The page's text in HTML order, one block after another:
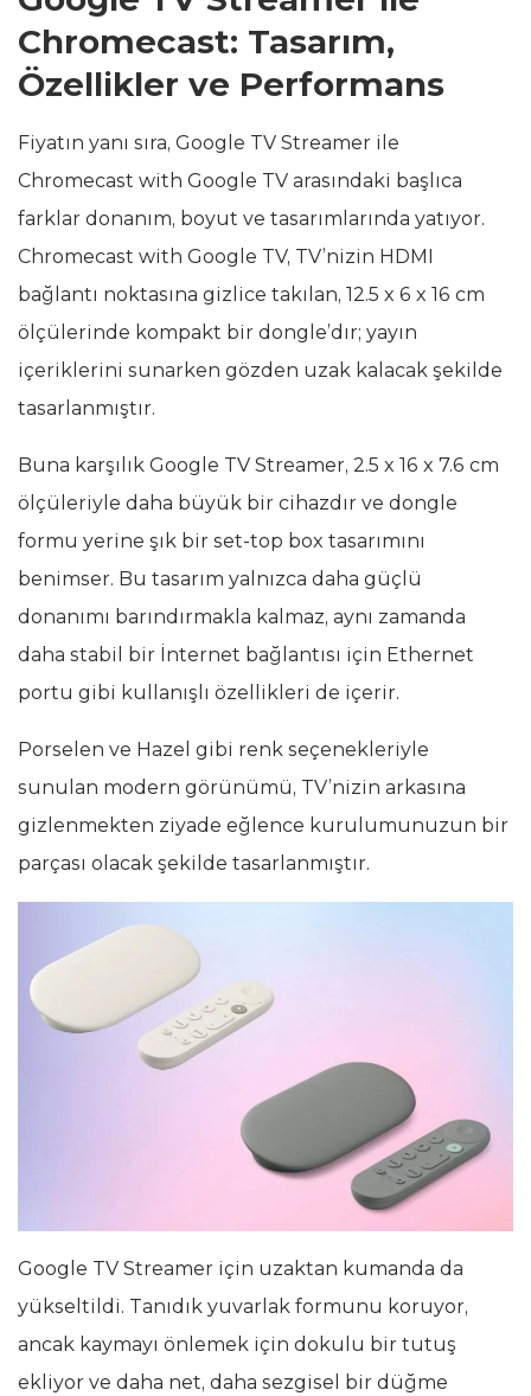
Chromecast: Tasarım,
Özellikler ve Performans
Fiyatın yanı sıra, Google TV Streamer ile
Chromecast with Google TV arasındaki başlıca
farklar donanım, boyut ve tasarımlarında yatıyor.
Chromecast with Google TV, TV’nizin HDMI
bağlantı noktasına gizlice takılan, 12.5 x 6 x 16 cm
ölçülerinde kompakt bir dongle’dır; yayın
içeriklerini sunarken gözden uzak kalacak şekilde
tasarlanmıştır.
Buna karşılık Google TV Streamer, 2.5 x 16 x 7.6 cm
ölçüleriyle daha büyük bir cihazdır ve dongle
formu yerine şık bir set-top box tasarımını
benimser. Bu tasarım yalnızca daha güçlü
donanımı barındırmakla kalmaz, aynı zamanda
daha stabil bir İnternet bağlantısı için Ethernet
portu gibi kullanışlı özellikleri de içerir.
Porselen ve Hazel gibi renk seçenekleriyle
sunulan modern görünümü, TV’nizin arkasına
gizlenmekten ziyade eğlence kurulumunuzun bir
parçası olacak şekilde tasarlanmıştır.
Google TV Streamer için uzaktan kumanda da
yükseltildi. Tanıdık yuvarlak formunu koruyor,
ancak kaymayı önlemek için dokulu bir tutuş
ekliyor ve daha net, daha sezgisel bir düğme